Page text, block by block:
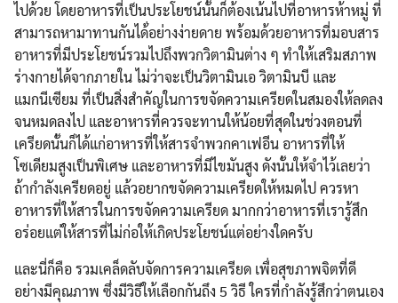
Search
for:
Search
ไปด้วย โดยอาหารที่เป็นประโยชน์นั้นก็ต้องเน้นไปที่อาหารห้าหมู่ ที่
สามารถหามาทานกันได้่อย่างง่ายดาย พร้อมด้วยอาหารที่มอบสาร
อาหารที่มีประโยชน์รวมไปถึงพวกวิตามินต่าง ๆ ทำให้เสริมสภาพ
ร่างกายได้จากภายใน ไม่ว่าจะเป็นวิตามินเอ วิตามินบี และ
แมกนีเซียม ที่เป็นสิ่งสำคัญในการขจัดความเครียดในสมองให้ลดลง
จนหมดลงไป และอาหารที่ควรจะทานให้น้อยที่สุดในช่วงตอนที่
เครียดนั้นก็ได้แก่อาหารที่ให้สารจำพวกคาเฟอีน อาหารที่ให้
โซเดียมสูงเป็นพิเศษ และอาหารที่มีไขมันสูง ดังนั้นให้จำไว้เลยว่า
ถ้ากำลังเครียดอยู่ แล้วอยากขจัดความเครียดให้หมดไป ควรหา
อาหารที่ให้สารในการขจัดความเครียด มากกว่าอาหารที่เรารู้สึก
อร่อยแต่ให้สารที่ไม่ก่อให้เกิดประโยชน์แต่อย่างใดครับ
และนี่ก็คือ รวมเคล็ดลับจัดการความเครียด เพื่อสุขภาพจิตที่ดี
อย่างมีคุณภาพ ซึ่งมีวิธีให้เลือกกันถึง 5 วิธี ใครที่กำลังรู้สึกว่าตนเอง